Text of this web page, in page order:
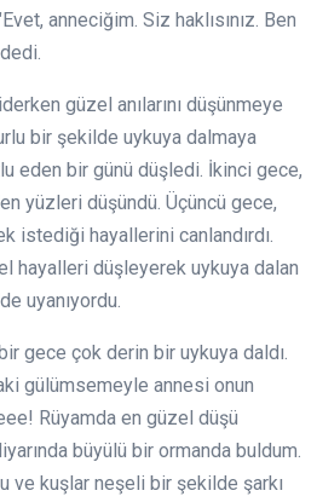
anneciğim. Siz haklısınız. Ben
güzel anılarını düşünmeye
bir şekilde uykuya dalmaya
eden bir günü düşledi. İkinci gece,
yüzleri düşündü. Üçüncü gece,
istediği hayallerini canlandırdı.
hayalleri düşleyerek uykuya dalan
uyanıyordu.
gece çok derin bir uykuya daldı.
gülümsemeyle annesi onun
Rüyamda en güzel düşü
büyülü bir ormanda buldum.
ve kuşlar neşeli bir şekilde şarkı